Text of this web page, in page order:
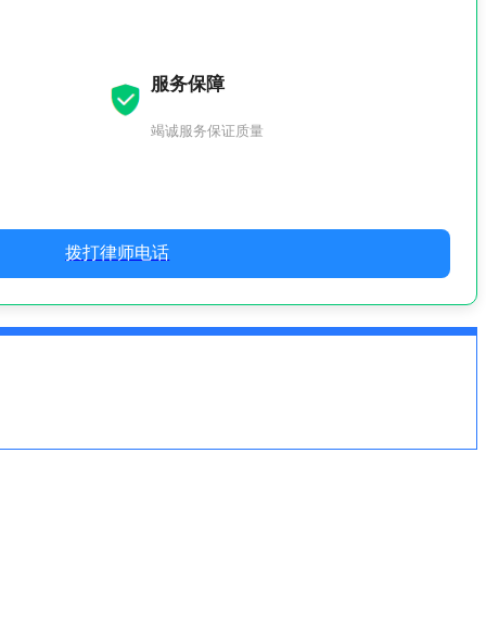
服务保障
竭诚服务保证质量
拨打律师电话